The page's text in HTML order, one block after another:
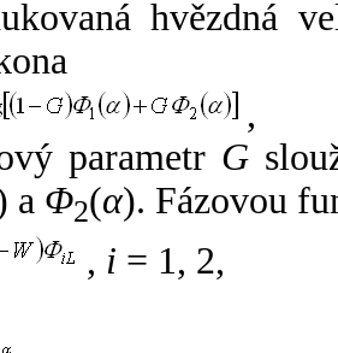
hvězdná
,
parametr G
a Φ2(α). Fázovou
, i = 1, 2,